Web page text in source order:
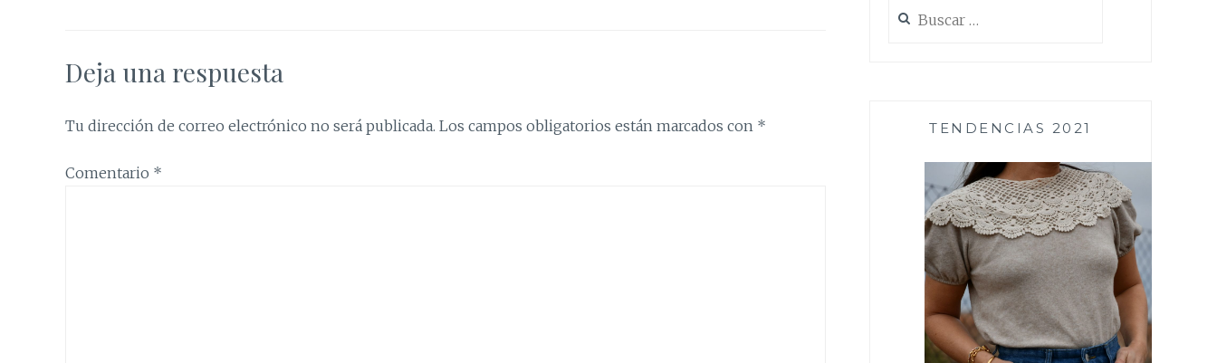
Deja una respuesta
Tu dirección de correo electrónico no será publicada. Los campos obligatorios están marcados con *
Comentario *
TENDENCIAS 2021